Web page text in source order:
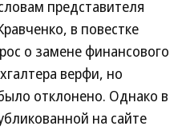
представителя
в повестке
о замене финансового
верфи, но
отклонено. Однако в
на сайте